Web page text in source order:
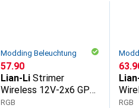
Modding Beleuchtung
CHF
57.90
Lian-Li Strimer
Wireless 12V-2x6 GPU-
Kabel Wide
RGB
CHF
RGB